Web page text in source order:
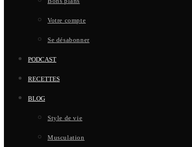
Votre compte
Se désabonner
PODCAST
RECETTES
BLOG
Style de vie
Musculation